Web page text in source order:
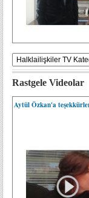
Rastgele Videolar
Aytül Özkan'a